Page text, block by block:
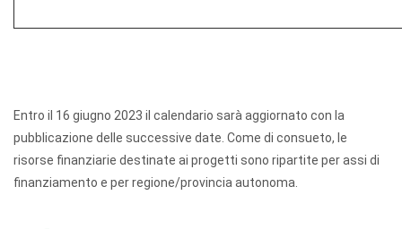
Entro il 16 giugno 2023 il calendario sarà aggiornato con la
pubblicazione delle successive date. Come di consueto, le
risorse finanziarie destinate ai progetti sono ripartite per assi di
finanziamento e per regione/provincia autonoma.